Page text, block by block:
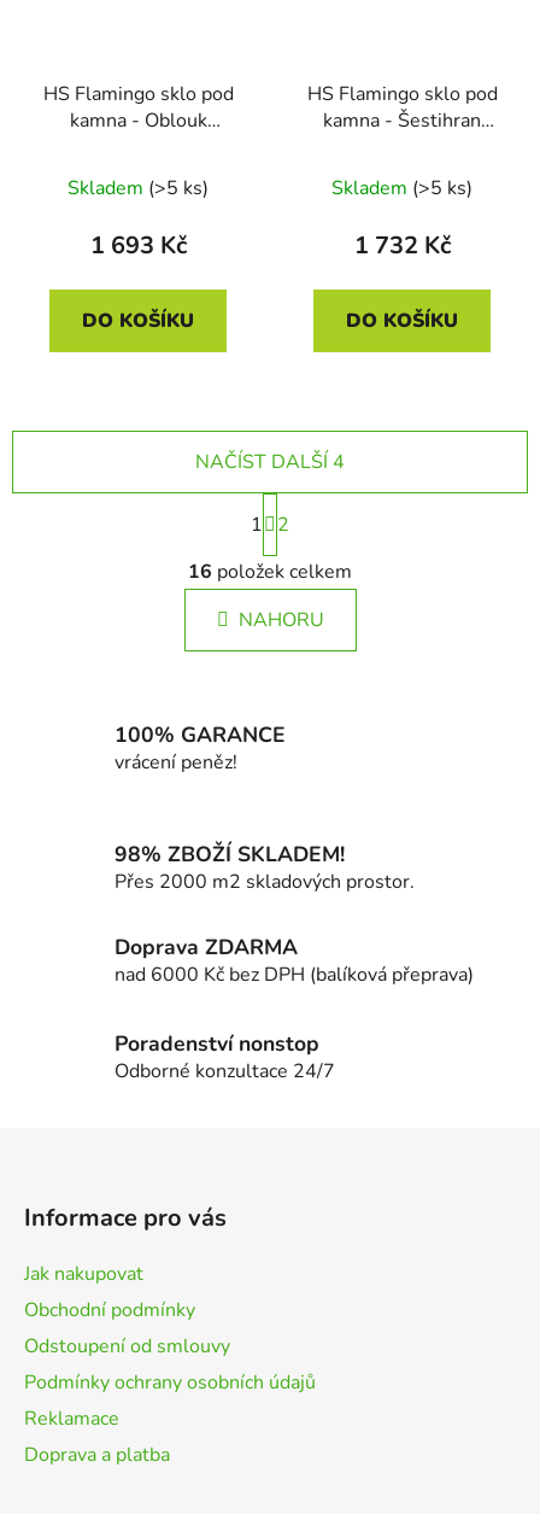
HS Flamingo sklo pod
kamna - Oblouk
/ 6 mm
Skladem (>5 ks)
1 693 Kč
DO KOŠÍKU
HS Flamingo sklo pod
kamna - Šestihran
Skladem (>5 ks)
1 732 Kč
DO KOŠÍKU
O
v
l
á
d
í
k
y
v
p
i
NAČÍST DALŠÍ 4
S
t
r
á
n
k
í
1
2
16 položek celkem
NAHORU
100% GARANCE
vrácení peněz!
98% ZBOŽÍ SKLADEM!
Přes 2000 m2 skladových prostor.
Doprava ZDARMA
nad 6000 Kč bez DPH (balíková přeprava)
Poradenství nonstop
Odborné konzultace 24/7
Informace pro vás
Jak nakupovat
Obchodní podmínky
Odstoupení od smlouvy
Podmínky ochrany osobních údajů
Reklamace
Doprava a platba